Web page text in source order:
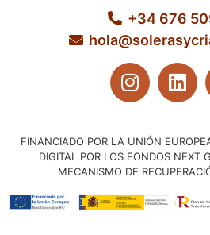
+34 676
FINANCIADO POR LA UNIÓN
DIGITAL POR LOS FONDOS NEXT
MECANISMO DE